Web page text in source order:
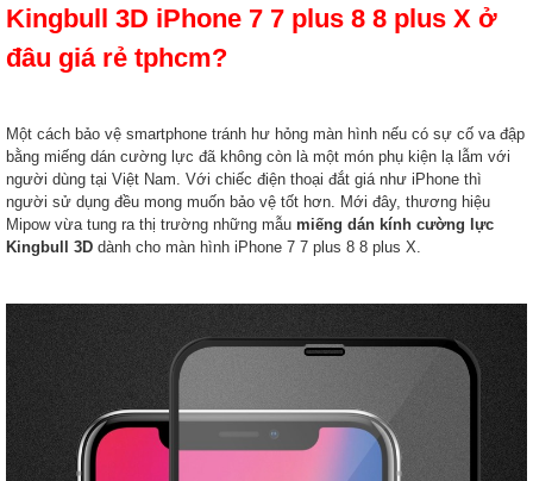
Kingbull 3D iPhone 7 7 plus 8 8 plus X ở
đâu giá rẻ tphcm?
Một cách bảo vệ smartphone tránh hư hỏng màn hình nếu có sự cố va đập
bằng miếng dán cường lực đã không còn là một món phụ kiện lạ lẫm với
người dùng tại Việt Nam. Với chiếc điện thoại đắt giá như iPhone thì
người sử dụng đều mong muốn bảo vệ tốt hơn. Mới đây, thương hiệu
Mipow vừa tung ra thị trường những mẫu miếng dán kính cường lực
Kingbull 3D dành cho màn hình iPhone 7 7 plus 8 8 plus X.